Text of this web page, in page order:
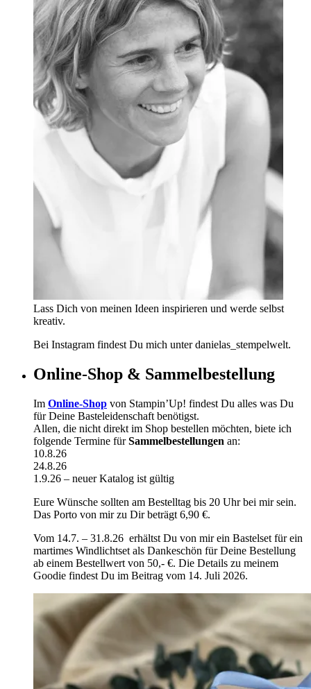
Lass Dich von meinen Ideen inspirieren und werde selbst
kreativ.
Bei Instagram findest Du mich unter danielas_stempelwelt.
Online-Shop & Sammelbestellung
Im Online-Shop von Stampin’Up! findest Du alles was Du
für Deine Basteleidenschaft benötigst.
Allen, die nicht direkt im Shop bestellen möchten, biete ich
folgende Termine fürSammelbestellungen an:
10.8.26
24.8.26
1.9.26 – neuer Katalog ist gültig
Eure Wünsche sollten am Bestelltag bis 20 Uhr bei mir sein.
Das Porto von mir zu Dir beträgt 6,90 €.
Vom 14.7. – 31.8.26 erhältst Du von mir ein Bastelset für ein
martimes Windlichtset als Dankeschön für Deine Bestellung
ab einem Bestellwert von 50,- €. Die Details zu meinem
Goodie findest Du im Beitrag vom 14. Juli 2026.